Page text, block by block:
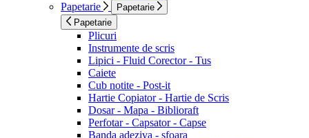
Papetarie
Papetarie
Papetarie
Plicuri
Instrumente de scris
Lipici - Fluid Corector - Tus
Caiete
Cub notite - Post-it
Hartie Copiator - Hartie de Scris
Dosar - Mapa - Biblioraft
Perfotar - Capsator - Capse
Banda adeziva - sfoara